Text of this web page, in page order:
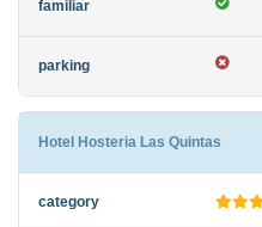
Hotel Hosteria Las Quintas